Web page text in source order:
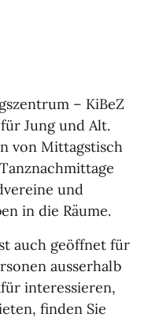
– KiBeZ
Jung und Alt.
von Mittagstisch
und
in die Räume.
auch geöffnet für
ausserhalb
interessieren,
finden Sie